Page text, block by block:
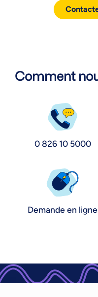
Comment
0 826 10 5000
Demande en ligne